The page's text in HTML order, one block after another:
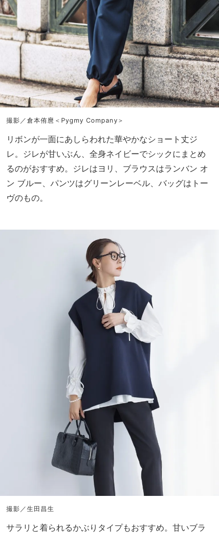
撮影／倉本侑麿＜Pygmy Company＞
リボンが一面にあしらわれた華やかなショート丈ジ
レ。ジレが甘いぶん、全身ネイビーでシックにまとめ
るのがおすすめ。ジレはヨリ、ブラウスはランバン オ
ン ブルー、パンツはグリーンレーベル、バッグはトー
ヴのもの。
撮影／生田昌生
サラリと着られるかぶりタイプもおすすめ。甘いブラ